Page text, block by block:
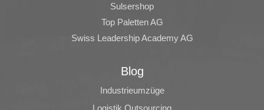
Sulsershop
Top Paletten AG
Swiss Leadership Academy AG
Blog
Industrieumzüge
Logistik Outsourcing